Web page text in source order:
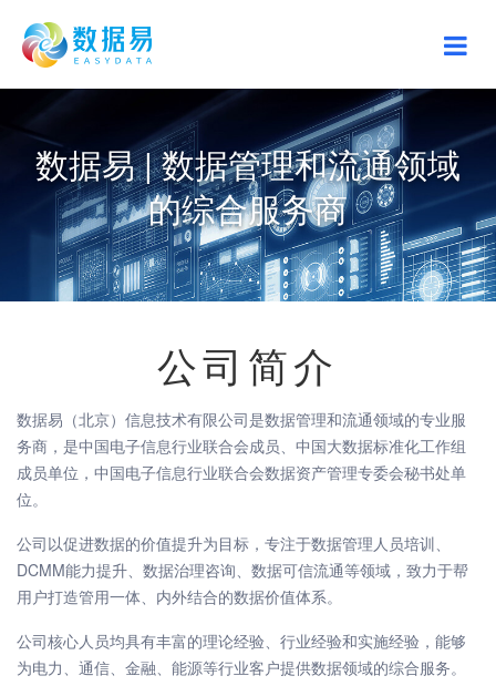
数据易 | 数据管理和流通领域
的综合服务商
公司简介
数据易（北京）信息技术有限公司是数据管理和流通领域的专业服
务商，是中国电子信息行业联合会成员、中国大数据标准化工作组
成员单位，中国电子信息行业联合会数据资产管理专委会秘书处单
位。
公司以促进数据的价值提升为目标，专注于数据管理人员培训、
DCMM能力提升、数据治理咨询、数据可信流通等领域，致力于帮
用户打造管用一体、内外结合的数据价值体系。
公司核心人员均具有丰富的理论经验、行业经验和实施经验，能够
为电力、通信、金融、能源等行业客户提供数据领域的综合服务。